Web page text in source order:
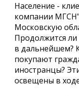
Население -
компании
Московскую
Продолжится
в дальнейшем?
покупают
иностранцы?
освещены в